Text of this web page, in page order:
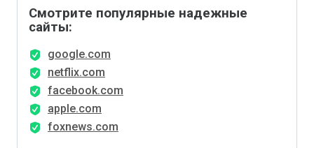
Смотрите популярные надежные
сайты:
google.com
netflix.com
facebook.com
apple.com
foxnews.com